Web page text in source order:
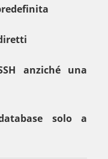
anziché una
solo a